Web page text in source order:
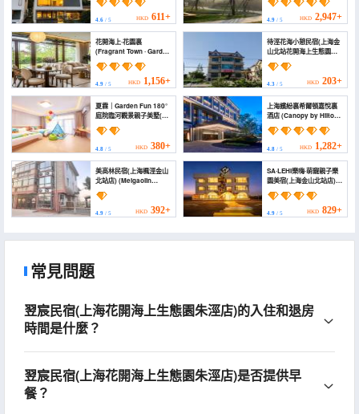
Homestay)
4.6 / 5 HKD 611+ 4.9/ 5 HKD 2,947+
花開海上·花園裏
(Fragrant Town · Garden
Homestay)
4.9 / 5 HKD 1,156+
待涇花海小憩民宿(上海金
山北站花開海上生態園店)
(Daijing Flower Sea
Rest Homestay
(Shanghai Jinshan
North Station Huakai
Seaside Ecological
Park))
4.3/ 5 HKD 203+
夏霖｜Garden Fun 180°
庭院臨河觀景親子美墅(上
海金山北站店) (Xialin |
Garden Fun 180°
Riverside Courtyard
Scenic Family Villa
(Shanghai Jinshan
North Station))
4.8 / 5 HKD 380+
上海繽紛裏希爾頓嘉悅裏
酒店 (Canopy by Hilton
Shanghai Belfry Plaza)
4.8/ 5 HKD 1,282+
美高林民宿(上海楓涇金山
北站店) (Meigaolin
Homestay (Shanghai
Fengjing Jinshan North
Station))
4.9 / 5 HKD 392+
SA·LEHI樂嗨·萌寵親子樂
園美宿(上海金山北站店)
(Shanghai Lehai Manor
· Pet-Friendly Family &
Kids Paradise -
Designer Boutique
4.9/ 5 HKD 829+
常見問題
翌宸民宿(上海花開海上生態園朱涇店)的入住和退房
時間是什麼？
翌宸民宿(上海花開海上生態園朱涇店)是否提供早
餐？